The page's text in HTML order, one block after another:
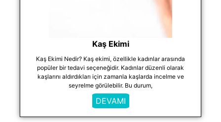
Kaş Ekimi
Kaş Ekimi Nedir? Kaş ekimi, özellikle kadınlar arasında
popüler bir tedavi seçeneğidir. Kadınlar düzenli olarak
kaşlarını aldırdıkları için zamanla kaşlarda incelme ve
seyrelme görülebilir. Bu durum,
DEVAMI